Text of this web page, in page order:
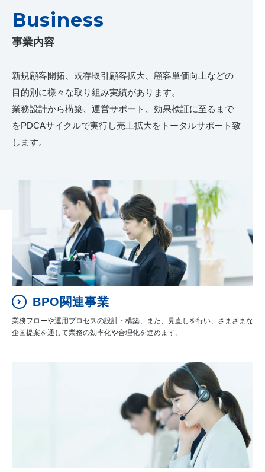
Business
事業内容
新規顧客開拓、既存取引顧客拡大、顧客単価向上などの
目的別に様々な取り組み実績があります。
業務設計から構築、運営サポート、効果検証に至るまで
をPDCAサイクルで実行し売上拡大をトータルサポート致
します。
BPO関連事業
業務フローや運用プロセスの設計・構築、また、見直しを行い、さまざまな
企画提案を通して業務の効率化や合理化を進めます。